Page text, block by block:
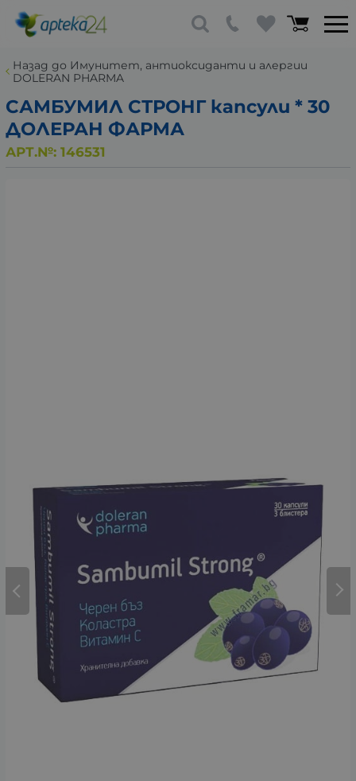
Назад до Имунитет, антиоксиданти и алергии
DOLERAN PHARMA
САМБУМИЛ СТРОНГ капсули * 30
ДОЛЕРАН ФАРМА
АРТ.№: 146531